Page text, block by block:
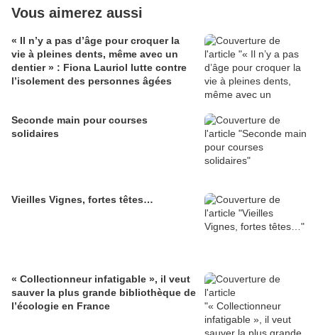
Vous aimerez aussi
« Il n’y a pas d’âge pour croquer la
vie à pleines dents, même avec un
dentier » : Fiona Lauriol lutte contre
l’isolement des personnes âgées
Seconde main pour courses
solidaires
Vieilles Vignes, fortes têtes…
« Collectionneur infatigable », il veut
sauver la plus grande bibliothèque de
l’écologie en France